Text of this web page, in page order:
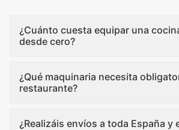
¿Cuánto cuesta equipar una
desde cero?
¿Qué maquinaria necesita
restaurante?
¿Realizáis envíos a toda España y